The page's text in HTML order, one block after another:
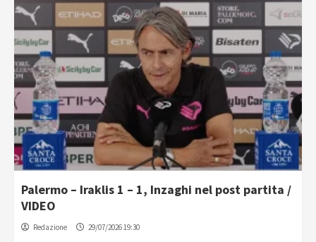
Palermo – Iraklis 1 – 1, Inzaghi nel post partita /
VIDEO
Redazione 29/07/2026 19:30